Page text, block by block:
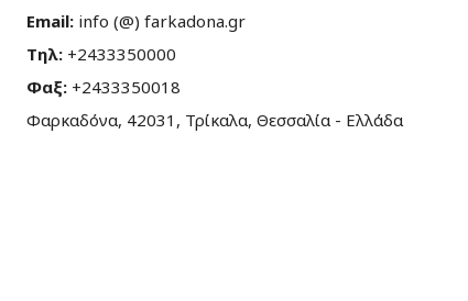
Email: info (@) farkadona.gr
Τηλ: +2433350000
Φαξ: +2433350018
Φαρκαδόνα, 42031, Τρίκαλα, Θεσσαλία - Ελλάδα